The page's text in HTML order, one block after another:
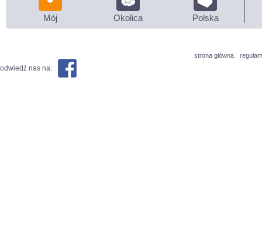
Mój Okolica Polska
strona główna
odwiedź nas na: